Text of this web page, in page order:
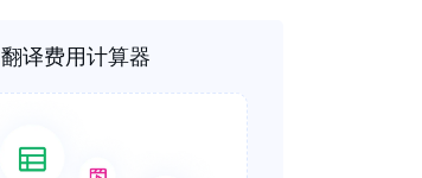
翻译费用计算器